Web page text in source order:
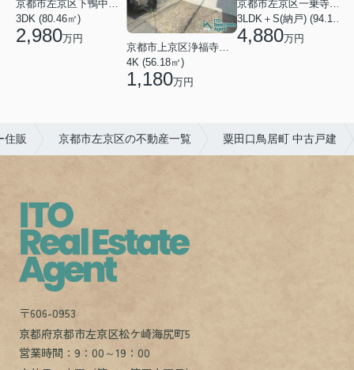
3DK (80.46㎡)
2,980万円
京都市上京区浄福寺通一条下る東西俵屋町
4K (56.18㎡)
1,180万円
4,880万円
住販 京都市左京区の不動産一覧 粟田口鳥居町 中古戸建
〒606-0953
京都府京都市左京区松ケ崎海尻町5
営業時間：9：00～19：00